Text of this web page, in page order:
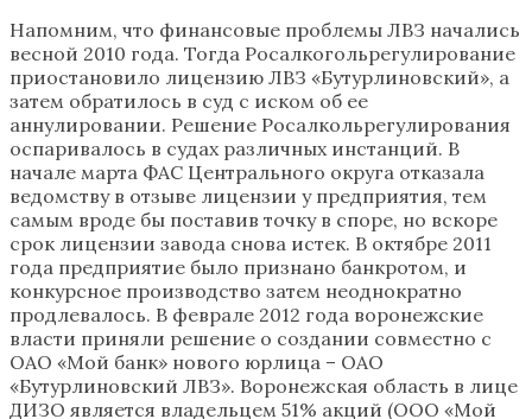
Напомним, что финансовые проблемы ЛВЗ начались
весной 2010 года. Тогда Росалкогольрегулирование
приостановило лицензию ЛВЗ «Бутурлиновский», а
затем обратилось в суд с иском об ее
аннулировании. Решение Росалкольрегулирования
оспаривалось в судах различных инстанций. В
начале марта ФАС Центрального округа отказала
ведомству в отзыве лицензии у предприятия, тем
самым вроде бы поставив точку в споре, но вскоре
срок лицензии завода снова истек. В октябре 2011
года предприятие было признано банкротом, и
конкурсное производство затем неоднократно
продлевалось. В феврале 2012 года воронежские
власти приняли решение о создании совместно с
ОАО «Мой банк» нового юрлица – ОАО
«Бутурлиновский ЛВЗ». Воронежская область в лице
ДИЗО является владельцем 51% акций (ООО «Мой